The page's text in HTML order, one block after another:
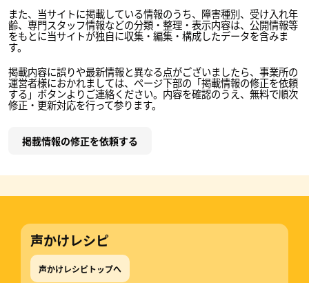
また、当サイトに掲載している情報のうち、障害種別、受け入れ年
齢、専門スタッフ情報などの分類・整理・表示内容は、公開情報等
をもとに当サイトが独自に収集・編集・構成したデータを含みま
す。
掲載内容に誤りや最新情報と異なる点がございましたら、事業所の
運営者様におかれましては、ページ下部の「掲載情報の修正を依頼
する」ボタンよりご連絡ください。内容を確認のうえ、無料で順次
修正・更新対応を行って参ります。
掲載情報の修正を依頼する
声かけレシピ
声かけレシピトップへ